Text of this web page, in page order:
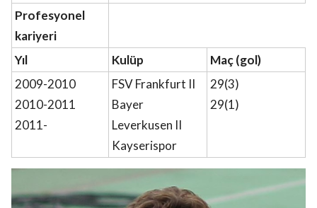
Profesyonel
kariyeri
Yıl
Kulüp
Maç (gol)
2009-2010
2010-2011
2011-
FSV Frankfurt II
Bayer
Leverkusen II
Kayserispor
29(3)
29(1)